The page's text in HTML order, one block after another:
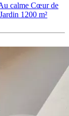
calme Cœur de
1200 m²